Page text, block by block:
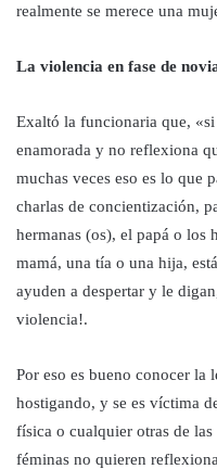
realmente se merece una
La violencia en fase de
Exaltó la funcionaria que,
enamorada y no reflexiona
muchas veces eso es lo que
charlas de concientización,
hermanas (os), el papá o los
mamá, una tía o una hija,
ayuden a despertar y le
violencia!.
Por eso es bueno conocer la
hostigando, y se es víctima
física o cualquier otras de
féminas no quieren